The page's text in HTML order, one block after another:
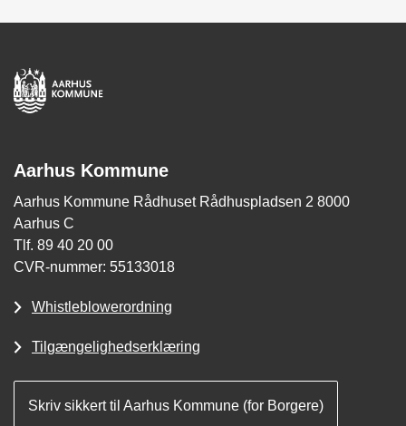
Aarhus Kommune
Aarhus Kommune Rådhuset Rådhuspladsen 2 8000
Aarhus C
Tlf. 89 40 20 00
CVR-nummer: 55133018
Whistleblowerordning
Tilgængelighedserklæring
Skriv sikkert til Aarhus Kommune (for Borgere)